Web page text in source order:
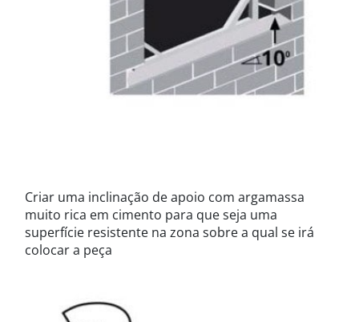
Criar uma inclinação de apoio com argamassa
muito rica em cimento para que seja uma
superfície resistente na zona sobre a qual se irá
colocar a peça